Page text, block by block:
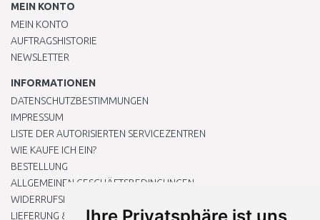
MEIN KONTO
MEIN KONTO
AUFTRAGSHISTORIE
NEWSLETTER
INFORMATIONEN
DATENSCHUTZBESTIMMUNGEN
IMPRESSUM
LISTE DER AUTORISIERTEN SERVICEZENTREN
WIE KAUFE ICH EIN?
BESTELLUNG
ALLGEMEINEN GESCHÄFTSBEDINGUNGEN
WIDERRUFSRECHT
LIEFERUNG & ZAHLUNG